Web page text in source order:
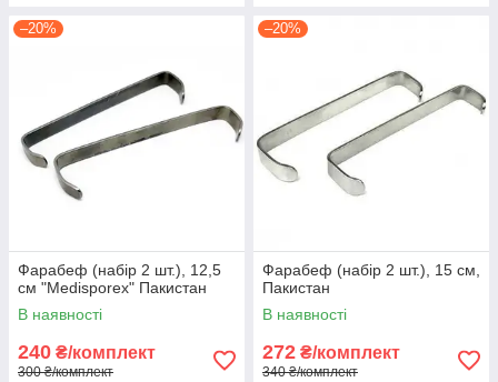
–20%
Фарабеф (набір 2 шт.), 12,5
см "Medisporex" Пакистан
В наявності
240 ₴/комплект
300 ₴/комплект
–20%
Фарабеф (набір 2 шт.), 15 см,
Пакистан
В наявності
272 ₴/комплект
340 ₴/комплект